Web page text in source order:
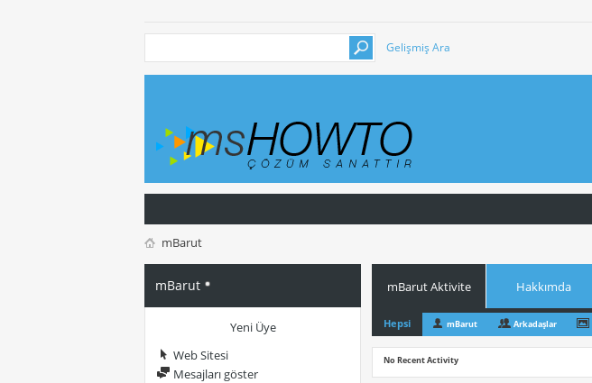
Gelişmiş Ara
mBarut
mBarut
Yeni Üye
Web Sitesi
Mesajları göster
mBarut Aktivite Hakkımda
Hepsi mBarut Arkadaşlar
No Recent Activity